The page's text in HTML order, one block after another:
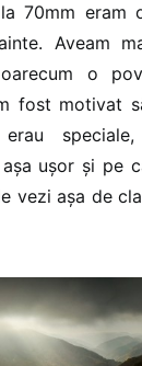
70mm eram
Aveam
o
fost motivat
erau
ușor și pe
vezi așa de